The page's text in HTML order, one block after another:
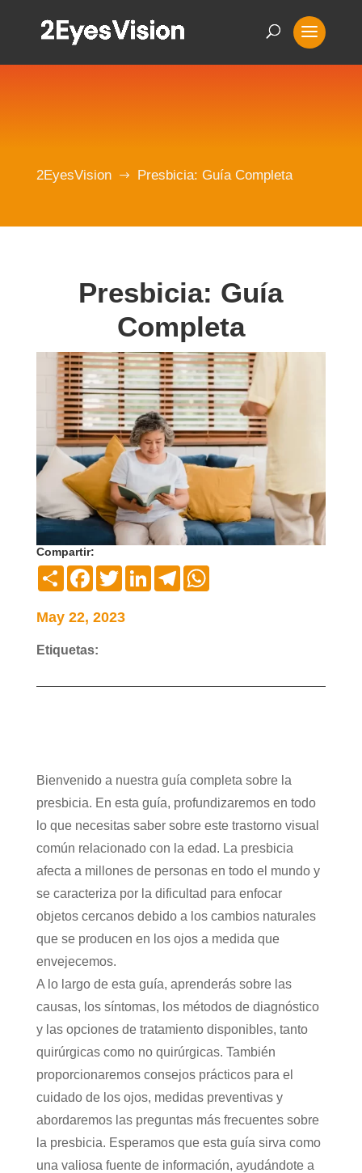
2EyesVision $ Presbicia: Guía Completa
Presbicia: Guía
Completa
Compartir:
CompartirFacebook
TwitterLinkedInTelegramWhatsApp
May 22, 2023
Etiquetas:
Bienvenido a nuestra guía completa sobre la
presbicia. En esta guía, profundizaremos en todo
lo que necesitas saber sobre este trastorno visual
común relacionado con la edad. La presbicia
afecta a millones de personas en todo el mundo y
se caracteriza por la dificultad para enfocar
objetos cercanos debido a los cambios naturales
que se producen en los ojos a medida que
envejecemos.
A lo largo de esta guía, aprenderás sobre las
causas, los síntomas, los métodos de diagnóstico
y las opciones de tratamiento disponibles, tanto
quirúrgicas como no quirúrgicas. También
proporcionaremos consejos prácticos para el
cuidado de los ojos, medidas preventivas y
abordaremos las preguntas más frecuentes sobre
la presbicia. Esperamos que esta guía sirva como
una valiosa fuente de información, ayudándote a